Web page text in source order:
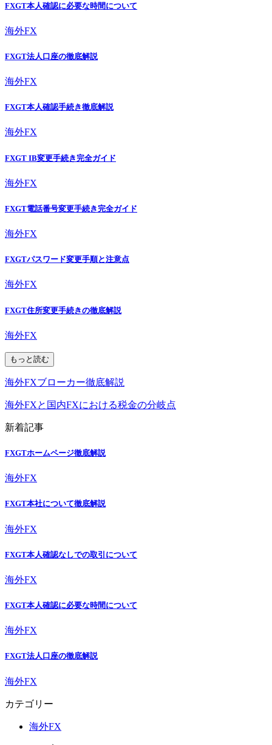
FXGT本人確認に必要な時間について
海外FX
FXGT法人口座の徹底解説
海外FX
FXGT本人確認手続き徹底解説
海外FX
FXGT IB変更手続き完全ガイド
海外FX
FXGT電話番号変更手続き完全ガイド
海外FX
FXGTパスワード変更手順と注意点
海外FX
FXGT住所変更手続きの徹底解説
海外FX
もっと読む
海外FXブローカー徹底解説
海外FXと国内FXにおける税金の分岐点
新着記事
FXGTホームページ徹底解説
海外FX
FXGT本社について徹底解説
海外FX
FXGT本人確認なしでの取引について
海外FX
FXGT本人確認に必要な時間について
海外FX
FXGT法人口座の徹底解説
海外FX
カテゴリー
海外FX